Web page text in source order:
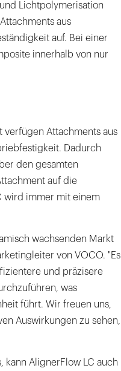
Lichtpolymerisation
aus
auf. Bei einer
innerhalb von nur
verfügen Attachments aus
Dadurch
den gesamten
auf die
wird immer mit einem
wachsenden Markt
von VOCO. "Es
und präzisere
was
führt. Wir freuen uns,
Auswirkungen zu sehen,
kann AlignerFlow LC auch